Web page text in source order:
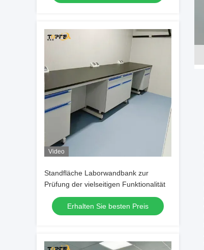
Video
Standfläche Laborwandbank zur
Prüfung der vielseitigen Funktionalität
Erhalten Sie besten Preis